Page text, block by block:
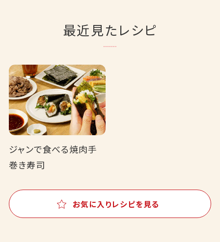
最近見たレシピ
ジャンで食べる焼肉手
巻き寿司
お気に入りレシピを見る